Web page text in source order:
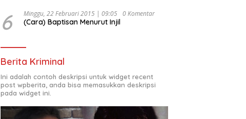
6 Minggu, 22 Februari 2015 | 09:05 0 Komentar
(Cara) Baptisan Menurut Injil
Berita Kriminal
Ini adalah contoh deskripsi untuk widget recent
post wpberita, anda bisa memasukkan deskripsi
pada widget ini.